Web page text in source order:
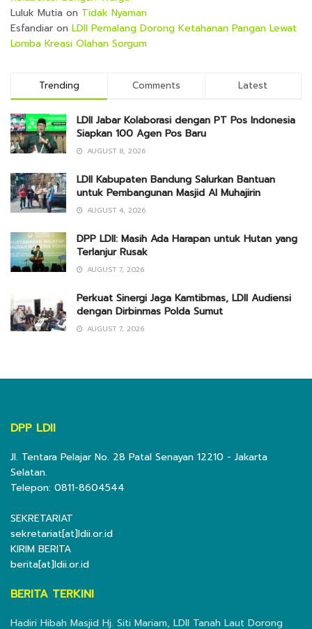
Luluk Mutia on Tidak Nyaman
Esfandiar on LDII Pemalang Dorong Ketahanan Pangan Lewat
Lomba Kreasi Olahan Sorgum
Trending Comments Latest
LDII Jabar Kolaborasi dengan PT Pos Indonesia
Siapkan 100 Agen Pos Baru
AUGUST 8, 2026
LDII Kabupaten Bandung Salurkan Bantuan
untuk Pembangunan Masjid Al Muhajirin
AUGUST 4, 2026
DPP LDII: Masih Ada Harapan untuk Hutan yang
Terlanjur Rusak
AUGUST 7, 2026
Perkuat Sinergi Jaga Kamtibmas, LDII Audiensi
dengan Dirbinmas Polda Sumut
AUGUST 7, 2026
DPP LDII
Jl. Tentara Pelajar No. 28 Patal Senayan 12210 - Jakarta
Selatan.
Telepon: 0811-8604544
SEKRETARIAT
sekretariat[at]ldii.or.id
KIRIM BERITA
berita[at]ldii.or.id
BERITA TERKINI
Hadiri Hibah Masjid Hj. Siti Mariam, LDII Tanah Laut Dorong